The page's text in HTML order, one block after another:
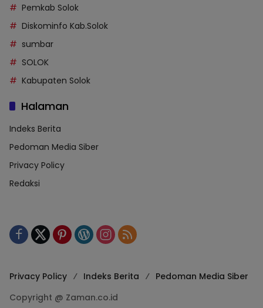
Pemkab Solok
Diskominfo Kab.Solok
sumbar
SOLOK
Kabupaten Solok
Halaman
Indeks Berita
Pedoman Media Siber
Privacy Policy
Redaksi
Privacy Policy Indeks Berita
Pedoman Media Siber
Copyright @ Zaman.co.id